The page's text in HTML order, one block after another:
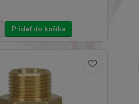
Pridať do košíka